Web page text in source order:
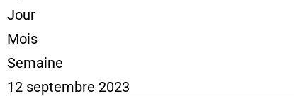
Jour
Mois
Semaine
12 septembre 2023